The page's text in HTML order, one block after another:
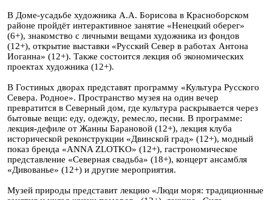
В Доме-усадьбе художника А.А. Борисова в Красноборском
районе пройдёт интерактивное занятие «Ненецкий оберег»
(6+), знакомство с личными вещами художника из фондов
(12+), открытие выставки «Русский Север в работах Антона
Иоганна» (12+). Также состоится лекция об экономических
проектах художника (12+).
В Гостиных дворах представят программу «Культура Русского
Севера. Родное». Пространство музея на один вечер
превратится в Северный дом, где культура раскрывается через
бытовые вещи: еду, одежду, ремесло, песни. В программе:
лекция-дефиле от Жанны Барановой (12+), лекция клуба
исторической реконструкции «Двинской град» (12+), модный
показ бренда «ANNA ZLOTKO» (12+), гастрономическое
представление «Северная свадьба» (18+), концерт ансамбля
«Дивованье» (12+) и другие мероприятия.
Музей природы представит лекцию «Люди моря: традиционные